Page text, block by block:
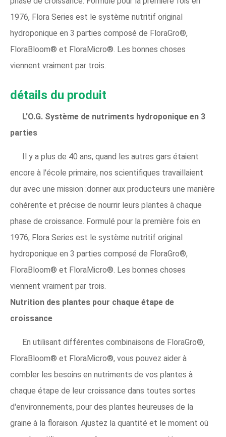
1976, Flora Series est le système nutritif original
hydroponique en 3 parties composé de FloraGro®,
FloraBloom® et FloraMicro®. Les bonnes choses
viennent vraiment par trois.
détails du produit
L'O.G. Système de nutriments hydroponique en 3
parties
Il y a plus de 40 ans, quand les autres gars étaient
encore à l'école primaire, nos scientifiques travaillaient
dur avec une mission :donner aux producteurs une manière
cohérente et précise de nourrir leurs plantes à chaque
phase de croissance. Formulé pour la première fois en
1976, Flora Series est le système nutritif original
hydroponique en 3 parties composé de FloraGro®,
FloraBloom® et FloraMicro®. Les bonnes choses
viennent vraiment par trois.
Nutrition des plantes pour chaque étape de
croissance
En utilisant différentes combinaisons de FloraGro®,
FloraBloom® et FloraMicro®, vous pouvez aider à
combler les besoins en nutriments de vos plantes à
chaque étape de leur croissance dans toutes sortes
d'environnements, pour des plantes heureuses de la
graine à la floraison. Ajustez la quantité et le moment où